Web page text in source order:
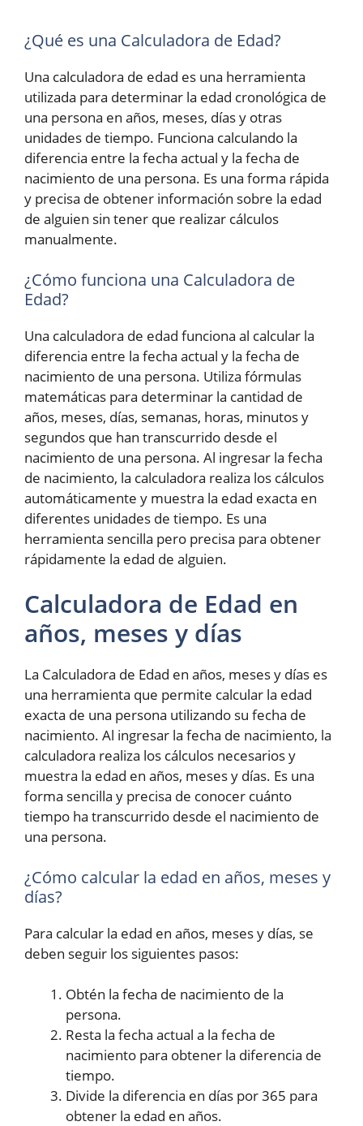
¿Qué es una Calculadora de Edad?
Una calculadora de edad es una herramienta
utilizada para determinar la edad cronológica de
una persona en años, meses, días y otras
unidades de tiempo. Funciona calculando la
diferencia entre la fecha actual y la fecha de
nacimiento de una persona. Es una forma rápida
y precisa de obtener información sobre la edad
de alguien sin tener que realizar cálculos
manualmente.
¿Cómo funciona una Calculadora de
Edad?
Una calculadora de edad funciona al calcular la
diferencia entre la fecha actual y la fecha de
nacimiento de una persona. Utiliza fórmulas
matemáticas para determinar la cantidad de
años, meses, días, semanas, horas, minutos y
segundos que han transcurrido desde el
nacimiento de una persona. Al ingresar la fecha
de nacimiento, la calculadora realiza los cálculos
automáticamente y muestra la edad exacta en
diferentes unidades de tiempo. Es una
herramienta sencilla pero precisa para obtener
rápidamente la edad de alguien.
Calculadora de Edad en
años, meses y días
La Calculadora de Edad en años, meses y días es
una herramienta que permite calcular la edad
exacta de una persona utilizando su fecha de
nacimiento. Al ingresar la fecha de nacimiento, la
calculadora realiza los cálculos necesarios y
muestra la edad en años, meses y días. Es una
forma sencilla y precisa de conocer cuánto
tiempo ha transcurrido desde el nacimiento de
una persona.
¿Cómo calcular la edad en años, meses y
días?
Para calcular la edad en años, meses y días, se
deben seguir los siguientes pasos:
Obtén la fecha de nacimiento de la
persona.
Resta la fecha actual a la fecha de
nacimiento para obtener la diferencia de
tiempo.
Divide la diferencia en días por 365 para
obtener la edad en años.